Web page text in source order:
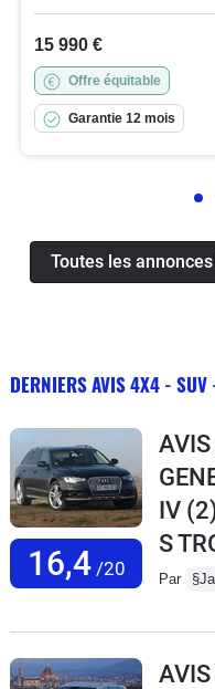
15 990 €
Offre équitable
Garantie 12 mois
Toutes les
DERNIERS AVIS 4X4 - SUV
16,4/20
IV
S
Par